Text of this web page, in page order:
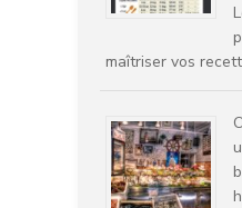
maîtriser vos